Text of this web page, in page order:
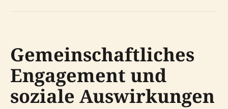
Gemeinschaftliches
Engagement und
soziale Auswirkungen